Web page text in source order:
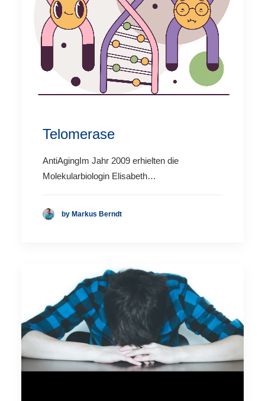
Telomerase
AntiAgingIm Jahr 2009 erhielten die
Molekularbiologin Elisabeth…
by Markus Berndt